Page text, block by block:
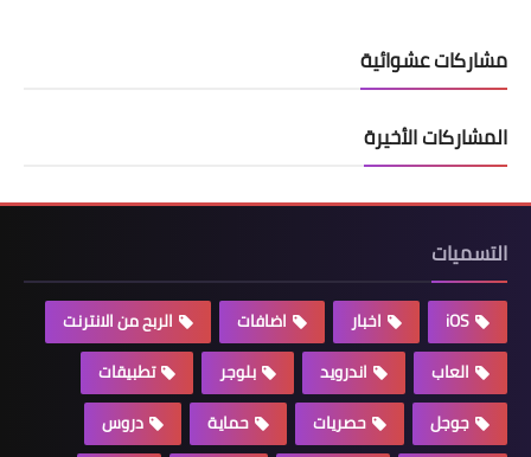
مشاركات عشوائية
المشاركات الأخيرة
التسميات
iOS اخبار اضافات
الربح من الانترنت
العاب
اندرويد بلوجر
تطبيقات
جوجل
حصريات حماية
دروس